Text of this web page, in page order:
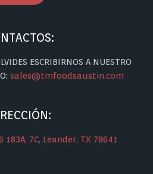
ESCRIBIRNOS A NUESTRO
sales@tmfoodsaustin.com
183A, 7C, Leander, TX 78641